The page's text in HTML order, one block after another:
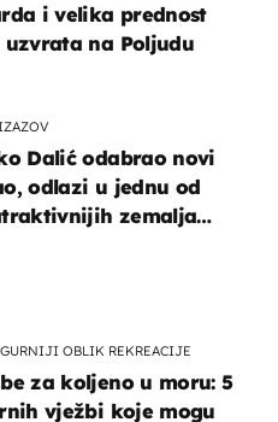
OBLIK REKREACIJE
za koljeno u moru: 5
vježbi koje mogu
i velika prednost
uzvrata na Poljudu
Dalić odabrao novi
odlazi u jednu od
zemalja